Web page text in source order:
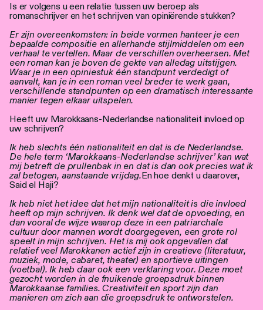
Is er volgens u een relatie tussen uw beroep als
romanschrijver en het schrijven van opiniërende stukken?
Er zijn overeenkomsten: in beide vormen hanteer je een
bepaalde compositie en allerhande stijlmiddelen om een
verhaal te vertellen. Maar de verschillen overheersen. Met
een roman kan je boven de gekte van alledag uitstijgen.
Waar je in een opiniestuk één standpunt verdedigt of
aanvalt, kan je in een roman veel breder te werk gaan,
verschillende standpunten op een dramatisch interessante
manier tegen elkaar uitspelen.
Heeft uw Marokkaans-Nederlandse nationaliteit invloed op
uw schrijven?
Ik heb slechts één nationaliteit en dat is de Nederlandse.
De hele term ‘Marokkaans-Nederlandse schrijver’ kan wat
mij betreft de prullenbak in en dat is dan ook precies wat ik
zal betogen, aanstaande vrijdag.En hoe denkt u daarover,
Said el Haji?
Ik heb niet het idee dat het mijn nationaliteit is die invloed
heeft op mijn schrijven. Ik denk wel dat de opvoeding, en
dan vooral de wijze waarop deze in een patriarchale
cultuur door mannen wordt doorgegeven, een grote rol
speelt in mijn schrijven. Het is mij ook opgevallen dat
relatief veel Marokkanen actief zijn in creatieve (literatuur,
muziek, mode, cabaret, theater) en sportieve uitingen
(voetbal). Ik heb daar ook een verklaring voor. Deze moet
gezocht worden in de fnuikende groepsdruk binnen
Marokkaanse families. Creativiteit en sport zijn dan
manieren om zich aan die groepsdruk te ontworstelen.